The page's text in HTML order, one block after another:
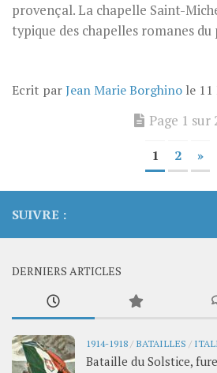
provençal. La chapelle Saint-
typique des chapelles romanes du
Ecrit parJean Marie Borghino le
Page 1 sur
1 2 »
SUIVRE :
DERNIERS ARTICLES
1914-1918 / BATAILLES /
Bataille du Solstice,